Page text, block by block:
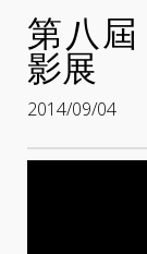
第八屆
影展
2014/09/04